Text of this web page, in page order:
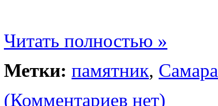
Читать полностью »
Метки: памятник, Самара
(Комментариев нет)